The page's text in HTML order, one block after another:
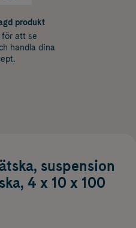
produkt
för att se
handla dina
suspension
4 x 10 x 100